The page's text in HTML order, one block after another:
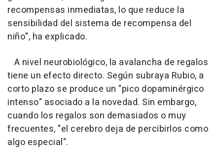
recompensas inmediatas, lo que reduce la
sensibilidad del sistema de recompensa del
niño", ha explicado.
A nivel neurobiológico, la avalancha de regalos
tiene un efecto directo. Según subraya Rubio, a
corto plazo se produce un "pico dopaminérgico
intenso" asociado a la novedad. Sin embargo,
cuando los regalos son demasiados o muy
frecuentes, "el cerebro deja de percibirlos como
algo especial".